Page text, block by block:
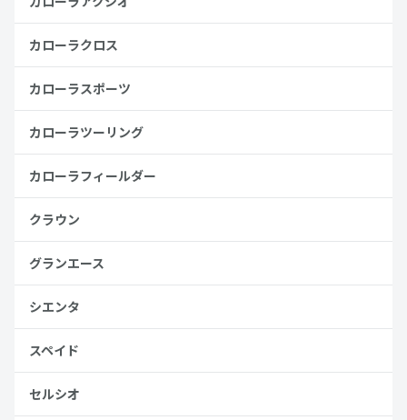
カローラクロス
カローラスポーツ
カローラツーリング
カローラフィールダー
クラウン
グランエース
シエンタ
スペイド
セルシオ